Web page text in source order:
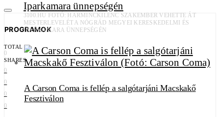
PROGRAMOK
A Carson Coma is fellép a salgótarjáni Macskakő
Fesztiválon
3100.HU FOTÓ: HARMINCKILENC SZAKEMBER VEHETTE ÁT
MESTERLEVELÉT A NÓGRÁD MEGYEI KERESKEDELMI ÉS
IPARKAMARA ÜNNEPSÉGÉN
TOTAL
0
SHARES
0
0
0
0